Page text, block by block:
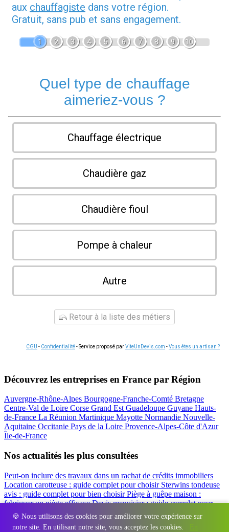
🍪 Nous utilisons des cookies pour améliorer votre expérience sur
notre site. En utilisant notre site, vous acceptez les cookies.
En
aux chauffagiste dans votre région.
Gratuit, sans pub et sans engagement.
1 2 3 4 5 6 7 8 9 10
Quel type de chauffage
aimeriez-vous ?
Chauffage électrique
Chaudière gaz
Chaudière fioul
Pompe à chaleur
Autre
Retour à la liste des métiers
CGU - Confidentialité- Service proposé parViteUnDevis.com -Vous êtes un artisan ?
Découvrez les entreprises en France par Région
Auvergne-Rhône-Alpes Bourgogne-Franche-Comté Bretagne
Centre-Val de Loire Corse Grand EstGuadeloupe Guyane Hauts-
de-France La Réunion Martinique Mayotte Normandie Nouvelle-
Aquitaine Occitanie Pays de la Loire Provence-Alpes-Côte d'Azur
Île-de-France
Nos actualités les plus consultées
Peut-on inclure des travaux dans un rachat de crédits immobiliers
Location carotteuse : guide complet pour choisir Sterwins tondeuse
avis : guide complet pour bien choisirPiège à guêpe maison :
fabriquer un piège efficaceDevis menuisier : guide complet pour
obtenir le meilleur prix
Simulation rachat de crédit : regrouper prêt
travaux et crédits